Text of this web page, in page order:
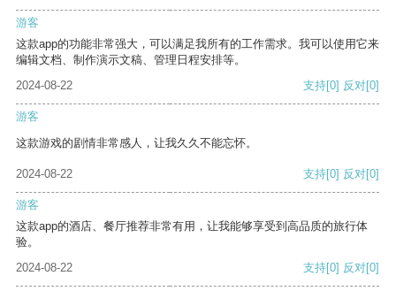
游客
这款app的功能非常强大，可以满足我所有的工作需求。我可以使用它来
编辑文档、制作演示文稿、管理日程安排等。
2024-08-22
支持[0] 反对[0]
游客
这款游戏的剧情非常感人，让我久久不能忘怀。
2024-08-22 支持[0] 反对[0]
游客
这款app的酒店、餐厅推荐非常有用，让我能够享受到高品质的旅行体
验。
2024-08-22
支持[0] 反对[0]